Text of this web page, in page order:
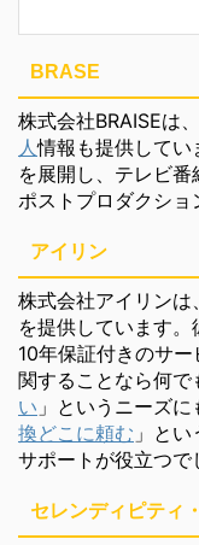
BRASE
株式会社BRAISEは、
人情報も提供してい
を展開し、テレビ番
ポストプロダクショ
アイリン
株式会社アイリンは、
を提供しています。
10年保証付きのサー
関することなら何
い 」というニーズ
換どこに頼む 」と
サポートが役立つで
セレンディピティ